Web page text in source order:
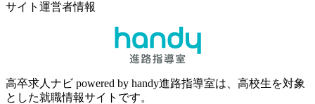
サイト運営者情報
高卒求人ナビ powered by handy進路指導室は、高校生を対象
とした就職情報サイトです。